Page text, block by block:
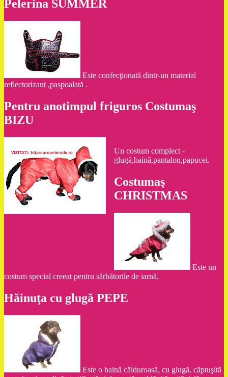
Pelerina SUMMER
Este confecţionată dintr-un material
reflectorizant ,paspoalată .
Pentru anotimpul friguros Costumaş
BIZU
Un costum complect -
glugă,haină,pantalon,papucei.
Costumaş
CHRISTMAS
Este un
costum special creeat pentru sărbătorile de iarnă.
Hăinuţa cu glugă PEPE
Este o haină călduroasă, cu glugă, căptuşită